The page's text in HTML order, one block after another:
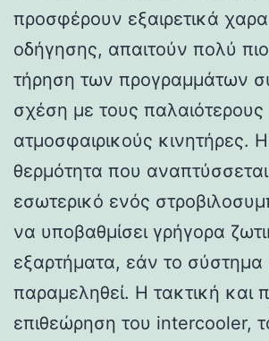
προσφέρουν εξαιρετικά
οδήγησης, απαιτούν πολύ
τήρηση των προγραμμάτων
σχέση με τους παλαιότερους
ατμοσφαιρικούς κινητήρες.
θερμότητα που
εσωτερικό ενός
να υποβαθμίσει γρήγορα
εξαρτήματα, εάν το
παραμεληθεί. Η τακτική και
επιθεώρηση του intercooler,